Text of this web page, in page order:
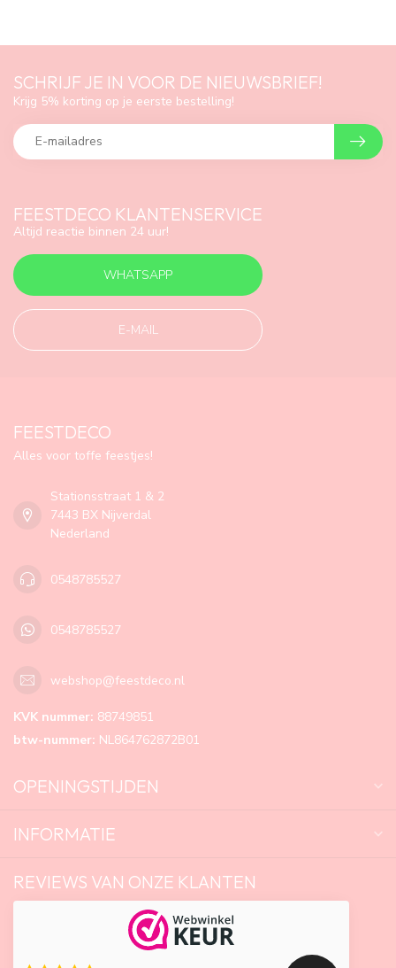
FEESTDECO KLANTENSERVICE
Altijd reactie binnen 24 uur!
WHATSAPP
E-MAIL
SCHRIJF JE IN VOOR DE NIEUWSBRIEF!
Krijg 5% korting op je eerste bestelling!
FEESTDECO
Alles voor toffe feestjes!
Stationsstraat 1 & 2
7443 BX Nijverdal
Nederland
0548785527
0548785527
webshop@feestdeco.nl
KVK nummer: 88749851
btw-nummer: NL864762872B01
OPENINGSTIJDEN
INFORMATIE
REVIEWS VAN ONZE KLANTEN